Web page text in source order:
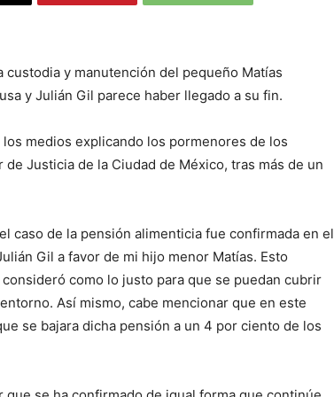
y manutención del pequeño Matías
y Julián Gil parece haber llegado a su fin.
medios explicando los pormenores de los
Justicia de la Ciudad de México, tras más de un
caso de la pensión alimenticia fue confirmada en el
Gil a favor de mi hijo menor Matías. Esto
como lo justo para que se puedan cubrir
Así mismo, cabe mencionar que en este
se bajara dicha pensión a un 4 por ciento de los